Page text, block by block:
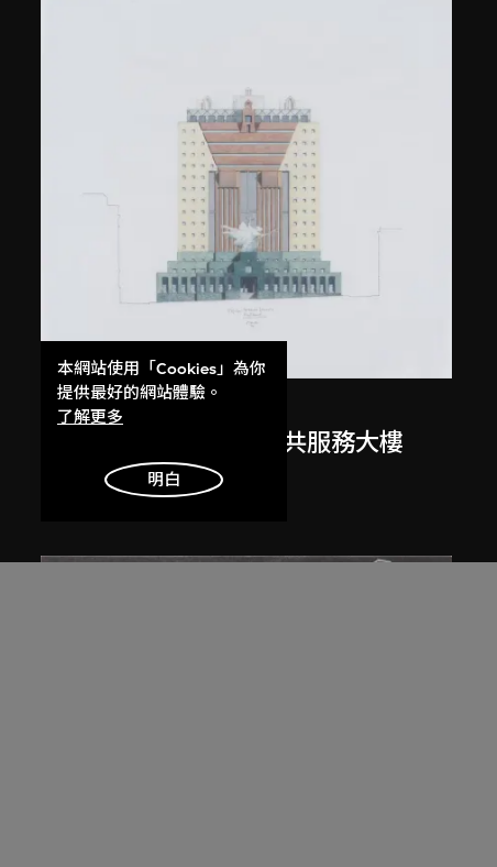
邁克爾．格雷夫斯
美國俄勒岡州波特蘭公共服務大樓
（1979–1982）繪圖
本網站使用「Cookies」為你
提供最好的網站體驗。
了解更多
明白